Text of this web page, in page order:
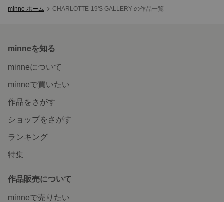
minne ホーム CHARLOTTE-19'S GALLERY の作品一覧
minneを知る
minneについて
minneで買いたい
作品をさがす
ショップをさがす
ランキング
特集
作品販売について
minneで売りたい